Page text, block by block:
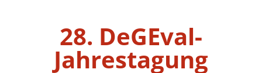
28. DeGEval-
Jahrestagung